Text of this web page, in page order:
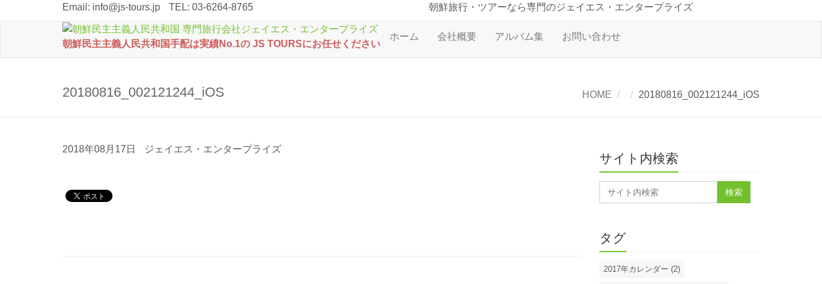
Email: info@js-tours.jp TEL: 03-6264-8765 朝鮮旅行・ツアーなら専門のジェイエス・エンタープライズ
朝鮮民主主義人民共和国手配は実績No.1の JS TOURSにお任せください
ホーム 会社概要 アルバム集 お問い合わせ
20180816_002121244_iOS HOME 20180816_002121244_iOS
2018年08月17日 ジェイエス・エンタープライズ
サイト内検索
タグ
2017年カレンダー (2)